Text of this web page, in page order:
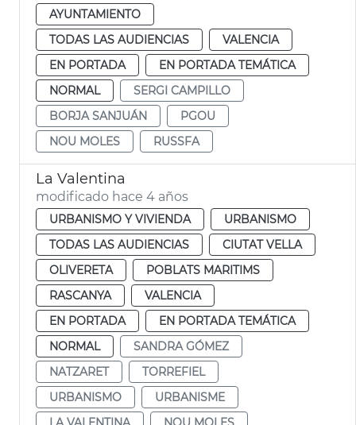
AYUNTAMIENTO
TODAS LAS AUDIENCIAS
VALENCIA
EN PORTADA
EN PORTADA TEMÁTICA
NORMAL
SERGI CAMPILLO
BORJA SANJUÁN
PGOU
NOU MOLES
RUSSFA
La Valentina
modificado hace 4 años
URBANISMO Y VIVIENDA
URBANISMO
TODAS LAS AUDIENCIAS
CIUTAT VELLA
OLIVERETA
POBLATS MARITIMS
RASCANYA
VALENCIA
EN PORTADA
EN PORTADA TEMÁTICA
NORMAL
SANDRA GÓMEZ
NATZARET
TORREFIEL
URBANISMO
URBANISME